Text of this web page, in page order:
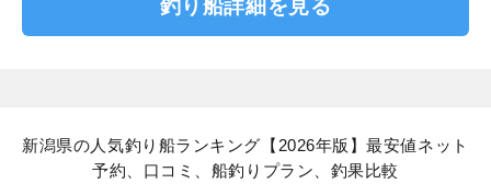
釣り船詳細を見る
新潟県の人気釣り船ランキング【2026年版】最安値ネット
予約、口コミ、船釣りプラン、釣果比較